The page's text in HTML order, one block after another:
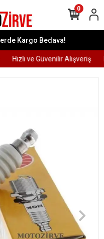
Kargo Bedava!
Hızlı ve Güvenilir Alışveriş
0